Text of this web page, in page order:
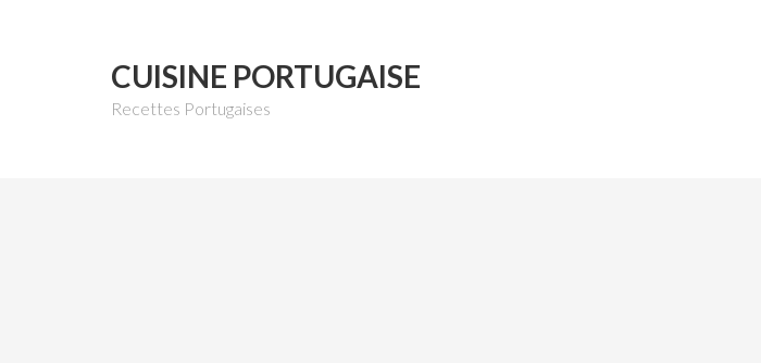
CUISINE PORTUGAISE
Recettes Portugaises